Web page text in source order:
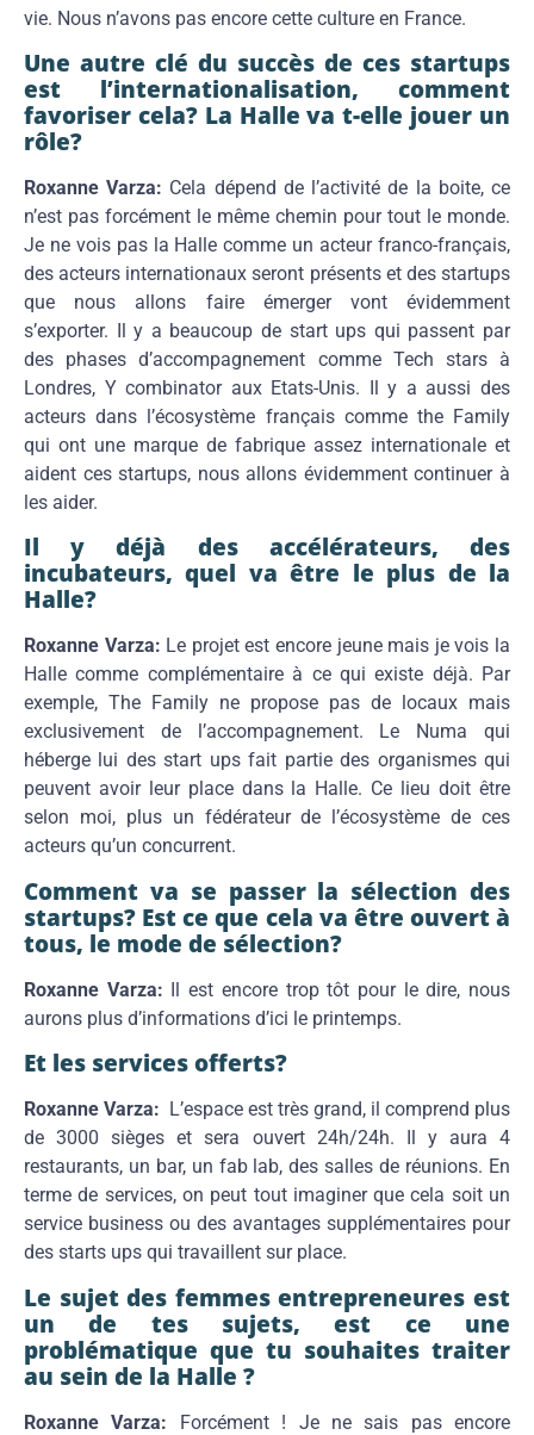
vie. Nous n’avons pas encore cette culture en France.
Une autre clé du succès de ces startups
est l’internationalisation, comment
favoriser cela? La Halle va t-elle jouer un
rôle?
Roxanne Varza: Cela dépend de l’activité de la boite, ce
n’est pas forcément le même chemin pour tout le monde.
Je ne vois pas la Halle comme un acteur franco-français,
des acteurs internationaux seront présents et des startups
que nous allons faire émerger vont évidemment
s’exporter. Il y a beaucoup de start ups qui passent par
des phases d’accompagnement comme Tech stars à
Londres, Y combinator aux Etats-Unis. Il y a aussi des
acteurs dans l’écosystème français comme the Family
qui ont une marque de fabrique assez internationale et
aident ces startups, nous allons évidemment continuer à
les aider.
Il y déjà des accélérateurs, des
incubateurs, quel va être le plus de la
Halle?
Roxanne Varza: Le projet est encore jeune mais je vois la
Halle comme complémentaire à ce qui existe déjà. Par
exemple, The Family ne propose pas de locaux mais
exclusivement de l’accompagnement. Le Numa qui
héberge lui des start ups fait partie des organismes qui
peuvent avoir leur place dans la Halle. Ce lieu doit être
selon moi, plus un fédérateur de l’écosystème de ces
acteurs qu’un concurrent.
Comment va se passer la sélection des
startups? Est ce que cela va être ouvert à
tous, le mode de sélection?
Roxanne Varza: Il est encore trop tôt pour le dire, nous
aurons plus d’informations d’ici le printemps.
Et les services offerts?
Roxanne Varza: L’espace est très grand, il comprend plus
de 3000 sièges et sera ouvert 24h/24h. Il y aura 4
restaurants, un bar, un fab lab, des salles de réunions. En
terme de services, on peut tout imaginer que cela soit un
service business ou des avantages supplémentaires pour
des starts ups qui travaillent sur place.
Le sujet des femmes entrepreneures est
un de tes sujets, est ce une
problématique que tu souhaites traiter
au sein de la Halle ?
Roxanne Varza: Forcément ! Je ne sais pas encore